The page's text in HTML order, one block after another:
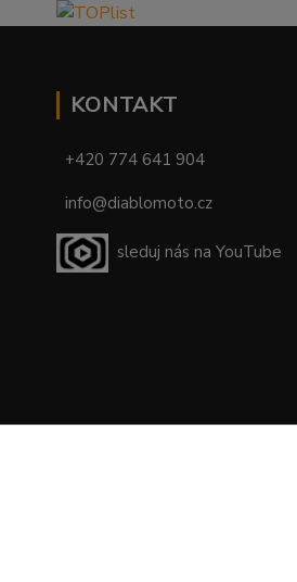
KONTAKT
+420 774 641 904
info@diablomoto.cz
sleduj nás na YouTube